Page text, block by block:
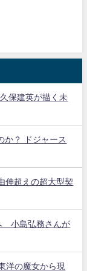
保建英が描く未
か？ ドジャース
伸超えの超大型契
小島弘務さんが
洋の魔女から現